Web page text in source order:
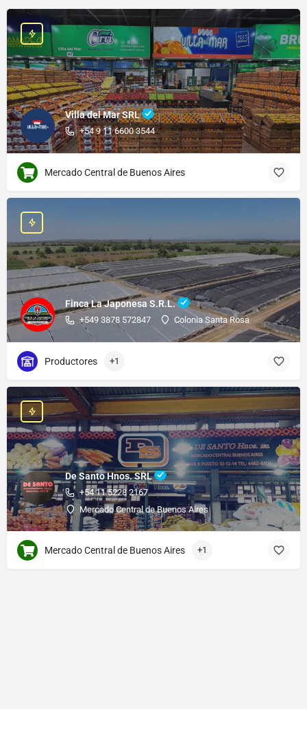
Villa del Mar SRL
+54 9 11 6600 3544
Mercado Central de Buenos Aires
Finca La Japonesa S.R.L.
+549 3878 572847 Colonia Santa Rosa
Productores +1
De Santo Hnos. SRL
+54 11 5228 2167
Mercado Central de Buenos Aires
Mercado Central de Buenos Aires +1